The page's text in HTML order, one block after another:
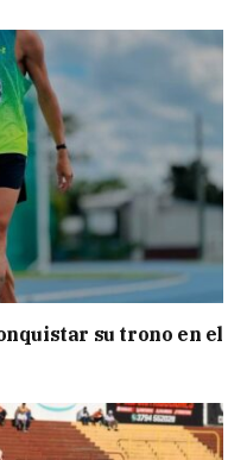
su trono en el